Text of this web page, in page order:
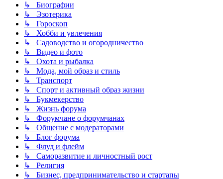
↳ Биографии
↳ Эзотерика
↳ Гороскоп
↳ Хобби и увлечения
↳ Садоводство и огородничество
↳ Видео и фото
↳ Охота и рыбалка
↳ Мода, мой образ и стиль
↳ Транспорт
↳ Спорт и активный образ жизни
↳ Букмекерство
↳ Жизнь форума
↳ Форумчане о форумчанах
↳ Общение с модераторами
↳ Блог форума
↳ Флуд и флейм
↳ Саморазвитие и личностный рост
↳ Религия
↳ Бизнес, предпринимательство и стартапы